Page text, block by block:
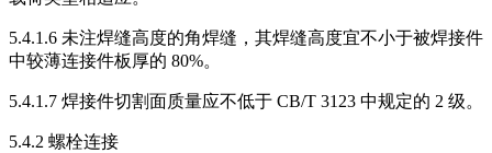
5.4.1.6 未注焊缝高度的角焊缝，其焊缝高度宜不小于被焊接件
中较薄连接件板厚的 80%。
5.4.1.7 焊接件切割面质量应不低于 CB/T 3123 中规定的 2 级。
5.4.2 螺栓连接